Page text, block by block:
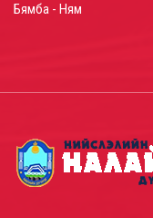
Бямба - Ням